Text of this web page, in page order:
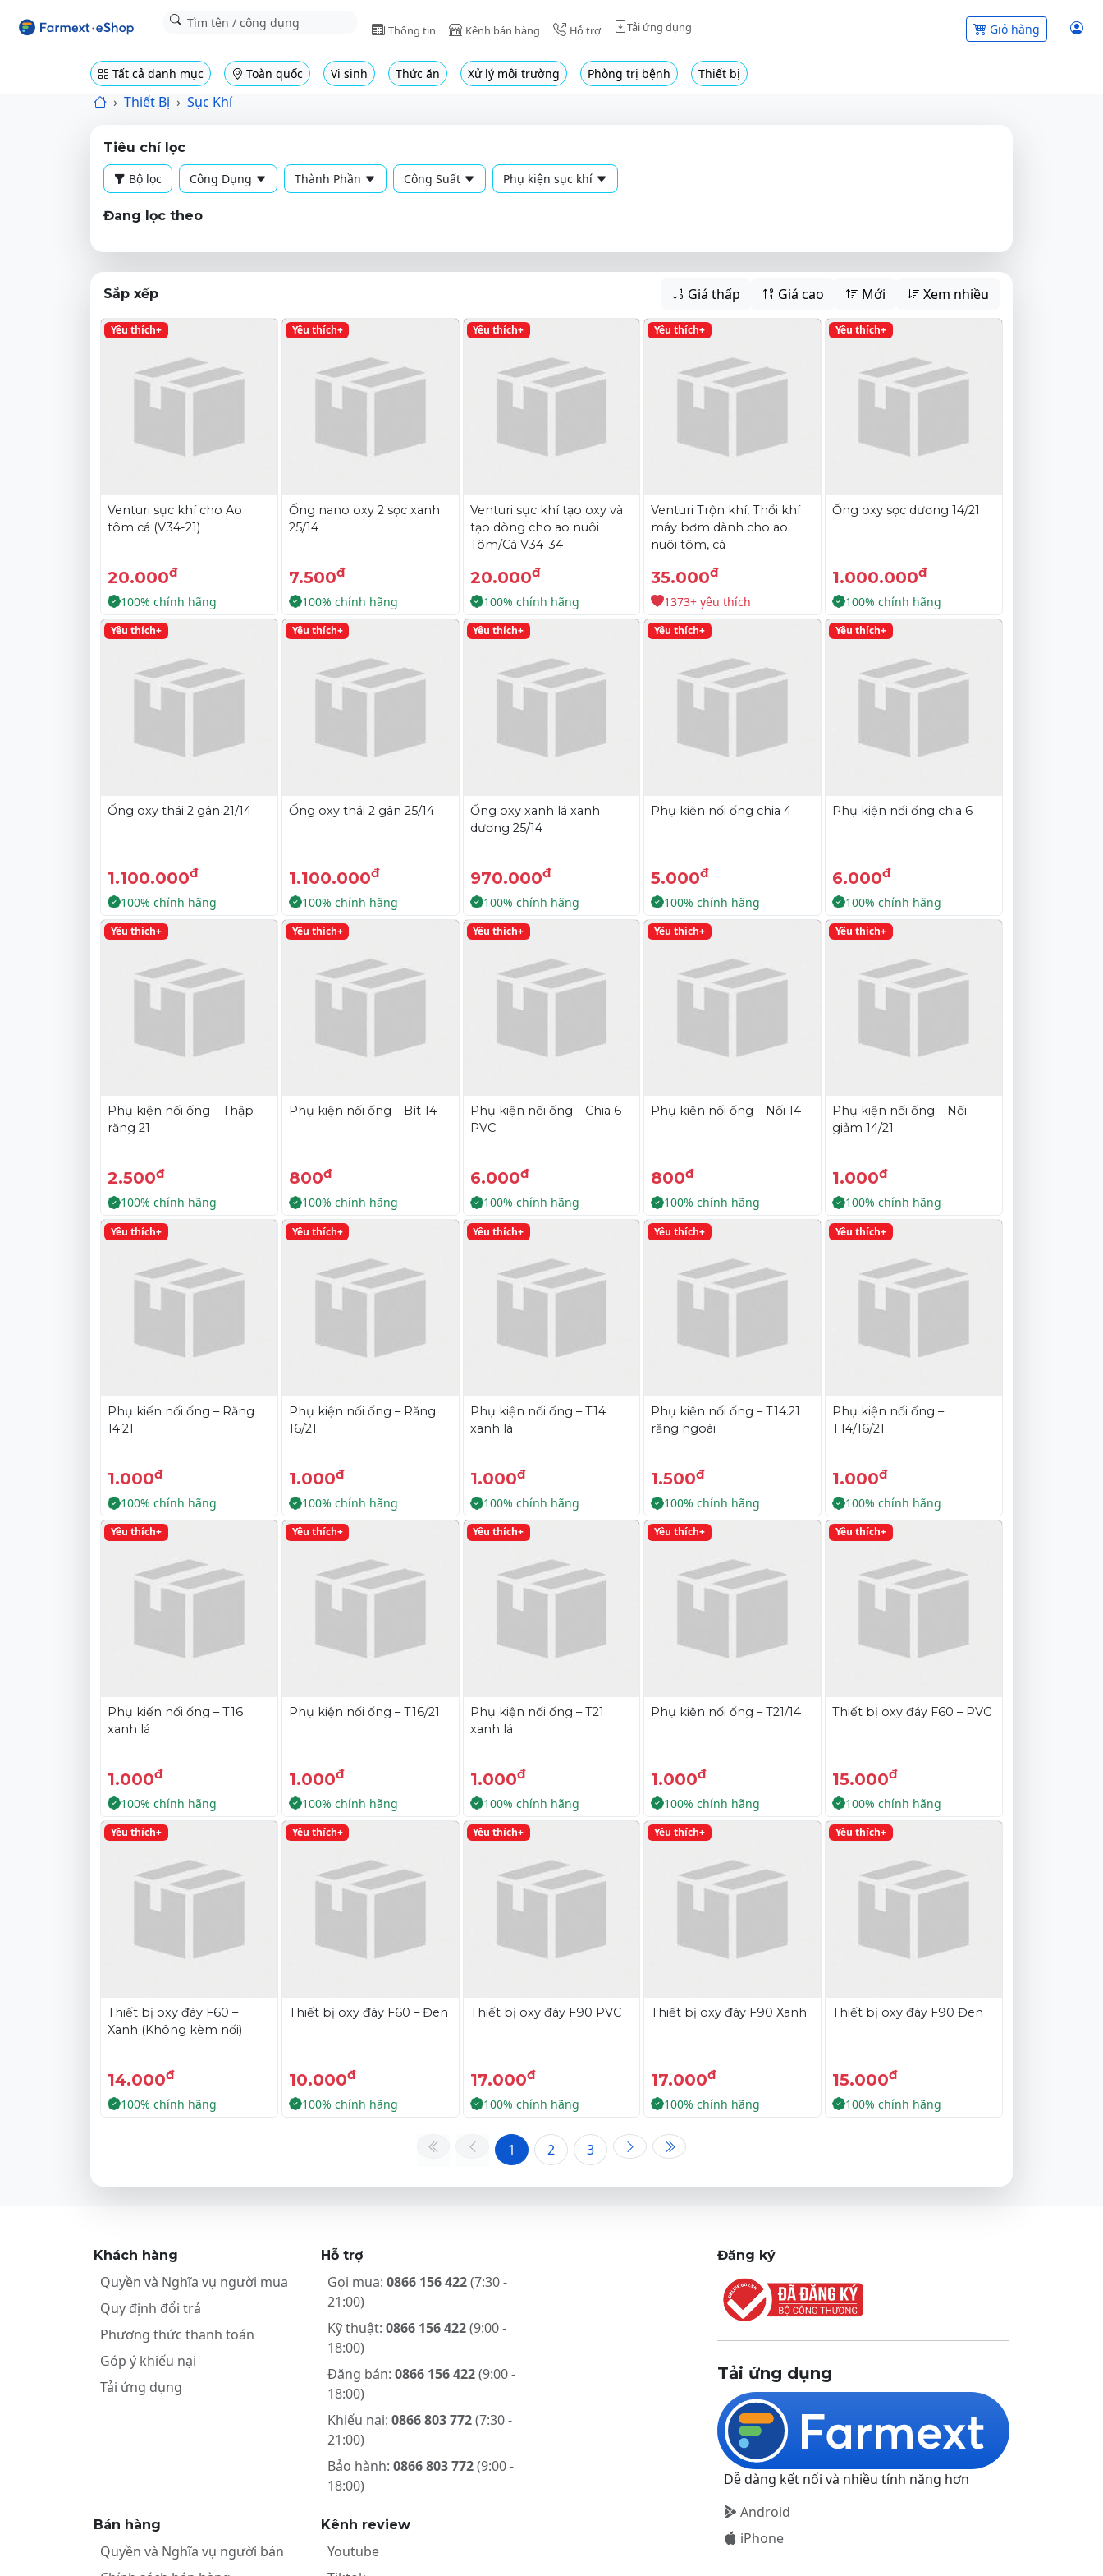
Thông tin Kênh bán hàng Hỗ trợ Tải ứng dụng Giỏ hàng
Tất cả danh mục Toàn quốc Vi sinh Thức ăn Xử lý môi trường Phòng trị bệnh Thiết bị
Thiết Bị Sục Khí
Tiêu chí lọc
Bộ lọc
Công Dụng Thành Phần Công Suất Phụ kiện sục khí
Đang lọc theo
Sắp xếp Giá thấp Giá cao Mới Xem nhiều
Yêu thích+
Venturi sục khí cho Ao
tôm cá (V34-21)
20.000đ
100% chính hãng
Yêu thích+
Ống nano oxy 2 sọc xanh
25/14
7.500đ
100% chính hãng
Yêu thích+
Venturi sục khí tạo oxy và
tạo dòng cho ao nuôi
Tôm/Cá V34-34
20.000đ
100% chính hãng
Yêu thích+
Venturi Trộn khí, Thổi khí
máy bơm dành cho ao
nuôi tôm, cá
35.000đ
1373+ yêu thích
Yêu thích+
Ống oxy sọc dương 14/21
1.000.000đ
100% chính hãng
Yêu thích+
Ống oxy thái 2 gân 21/14
1.100.000đ
100% chính hãng
Yêu thích+
Ống oxy thái 2 gân 25/14
1.100.000đ
100% chính hãng
Yêu thích+
Ống oxy xanh lá xanh
dương 25/14
970.000đ
100% chính hãng
Yêu thích+
Phụ kiện nối ống chia 4
5.000đ
100% chính hãng
Yêu thích+
Phụ kiện nối ống chia 6
6.000đ
100% chính hãng
Yêu thích+
Phụ kiện nối ống – Thập
răng 21
2.500đ
100% chính hãng
Yêu thích+
Phụ kiện nối ống – Bít 14
800đ
100% chính hãng
Yêu thích+
Phụ kiện nối ống – Chia 6
PVC
6.000đ
100% chính hãng
Yêu thích+
Phụ kiện nối ống – Nối 14
800đ
100% chính hãng
Yêu thích+
Phụ kiện nối ống – Nối
giảm 14/21
1.000đ
100% chính hãng
Yêu thích+
Phụ kiến nối ống – Răng
14.21
1.000đ
100% chính hãng
Yêu thích+
Phụ kiện nối ống – Răng
16/21
1.000đ
100% chính hãng
Yêu thích+
Phụ kiện nối ống – T14
xanh lá
1.000đ
100% chính hãng
Yêu thích+
Phụ kiện nối ống – T14.21
răng ngoài
1.500đ
100% chính hãng
Yêu thích+
Phụ kiện nối ống –
T14/16/21
1.000đ
100% chính hãng
Yêu thích+
Phụ kiến nối ống – T16
xanh lá
1.000đ
100% chính hãng
Yêu thích+
Phụ kiện nối ống – T16/21
1.000đ
100% chính hãng
Yêu thích+
Phụ kiện nối ống – T21
xanh lá
1.000đ
100% chính hãng
Yêu thích+
Phụ kiện nối ống – T21/14
1.000đ
100% chính hãng
Yêu thích+
Thiết bị oxy đáy F60 – PVC
15.000đ
100% chính hãng
Yêu thích+
Thiết bị oxy đáy F60 –
Xanh (Không kèm nối)
14.000đ
100% chính hãng
Yêu thích+
Thiết bị oxy đáy F60 – Đen
10.000đ
100% chính hãng
Yêu thích+
Thiết bị oxy đáy F90 PVC
17.000đ
100% chính hãng
Yêu thích+
Thiết bị oxy đáy F90 Xanh
17.000đ
100% chính hãng
Yêu thích+
Thiết bị oxy đáy F90 Đen
15.000đ
100% chính hãng
1 2 3
Khách hàng
Quyền và Nghĩa vụ người mua
Quy định đổi trả
Phương thức thanh toán
Góp ý khiếu nại
Tải ứng dụng
Hỗ trợ
Gọi mua:0866 156 422(7:30 -
21:00)
Kỹ thuật:0866 156 422(9:00 -
18:00)
Đăng bán:0866 156 422(9:00 -
18:00)
Khiếu nại:0866 803 772(7:30 -
21:00)
Bảo hành:0866 803 772(9:00 -
18:00)
Bán hàng
Quyền và Nghĩa vụ người bán
Kênh review
Youtube
Đăng ký
Tải ứng dụng
Dễ dàng kết nối và nhiều tính năng hơn
Android
iPhone